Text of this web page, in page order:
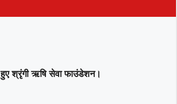
हुए श्रृंगी ऋषि सेवा फाउंडेशन।